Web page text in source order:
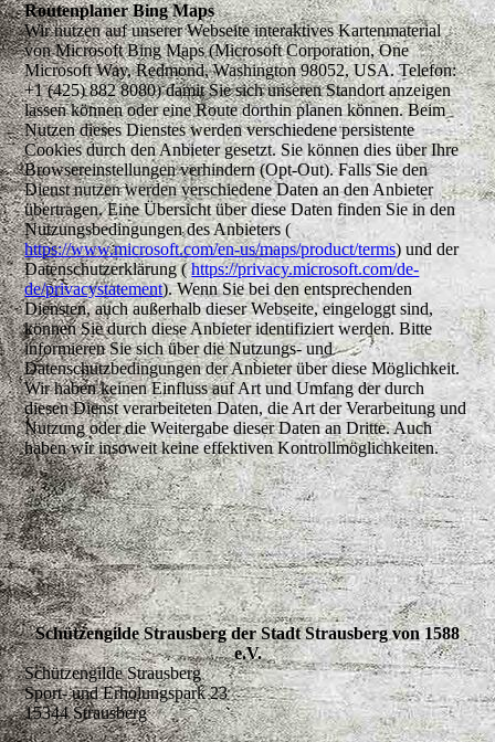
Routenplaner Bing Maps
Wir nutzen auf unserer Webseite interaktives Kartenmaterial
von Microsoft Bing Maps (Microsoft Corporation, One
Microsoft Way, Redmond, Washington 98052, USA. Telefon:
+1 (425) 882 8080) damit Sie sich unseren Standort anzeigen
lassen können oder eine Route dorthin planen können. Beim
Nutzen dieses Dienstes werden verschiedene persistente
Cookies durch den Anbieter gesetzt. Sie können dies über Ihre
Browsereinstellungen verhindern (Opt-Out). Falls Sie den
Dienst nutzen werden verschiedene Daten an den Anbieter
übertragen. Eine Übersicht über diese Daten finden Sie in den
Nutzungsbedingungen des Anbieters (
https://www.microsoft.com/en-us/maps/product/terms) und der
Datenschutzerklärung (https://privacy.microsoft.com/de-
de/privacystatement). Wenn Sie bei den entsprechenden
Diensten, auch außerhalb dieser Webseite, eingeloggt sind,
können Sie durch diese Anbieter identifiziert werden. Bitte
informieren Sie sich über die Nutzungs- und
Datenschutzbedingungen der Anbieter über diese Möglichkeit.
Wir haben keinen Einfluss auf Art und Umfang der durch
diesen Dienst verarbeiteten Daten, die Art der Verarbeitung und
Nutzung oder die Weitergabe dieser Daten an Dritte. Auch
haben wir insoweit keine effektiven Kontrollmöglichkeiten.
Schützengilde Strausberg der Stadt Strausberg von 1588
e.V.
Schützengilde Strausberg
Sport- und Erholungspark 23
15344 Strausberg